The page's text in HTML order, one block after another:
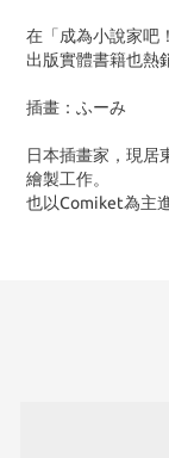
在「成為小說家吧
出版實體書籍也熱
插畫：ふーみ
日本插畫家，現居
繪製工作。
也以Comiket為主